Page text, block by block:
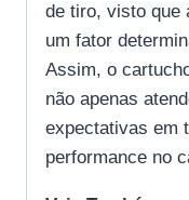
de tiro, visto que
um fator
Assim, o
não apenas
expectativas em
performance no